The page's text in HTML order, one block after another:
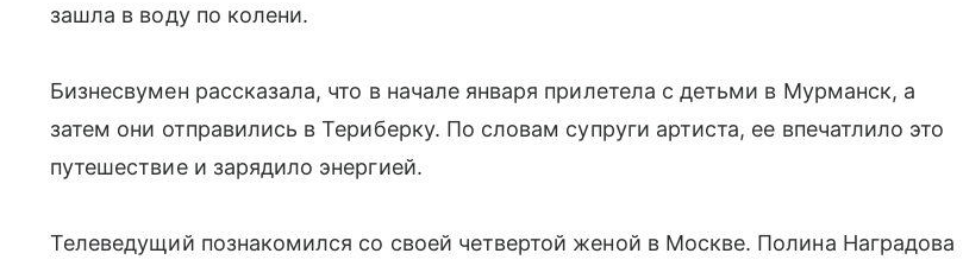
зашла в воду по колени.
Бизнесвумен рассказала, что в начале января прилетела с детьми в Мурманск, а
затем они отправились в Териберку. По словам супруги артиста, ее впечатлило это
путешествие и зарядило энергией.
Телеведущий познакомился со своей четвертой женой в Москве. Полина Наградова